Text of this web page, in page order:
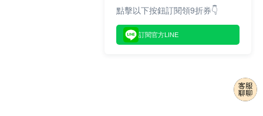
點擊以下按鈕訂閱領9折券👇
訂閱官方LINE